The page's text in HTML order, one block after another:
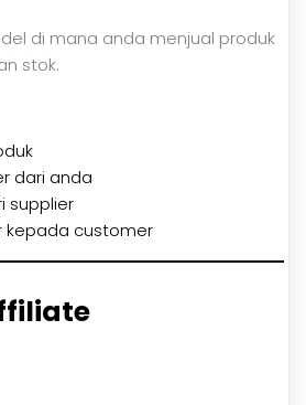
di mana anda menjual produk
stok.
dari anda
supplier
kepada customer